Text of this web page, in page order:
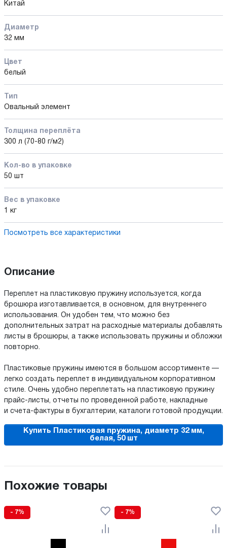
Китай
Диаметр
32 мм
Цвет
белый
Тип
Овальный элемент
Толщина переплёта
300 л (70-80 г/м2)
Кол-во в упаковке
50 шт
Вес в упаковке
1 кг
Посмотреть все характеристики
Описание
Переплет на пластиковую пружину используется, когда
брошюра изготавливается, в основном, для внутреннего
использования. Он удобен тем, что можно без
дополнительных затрат на расходные материалы добавлять
листы в брошюры, а также использовать пружины и обложки
повторно.
Пластиковые пружины имеются в большом ассортименте —
легко создать переплет в индивидуальном корпоративном
стиле. Очень удобно переплетать на пластиковую пружину
прайс-листы, отчеты по проведенной работе, накладные
и счета-фактуры в бухгалтерии, каталоги готовой продукции.
Купить Пластиковая пружина, диаметр 32 мм,
белая, 50 шт
Похожие товары
- 7% - 7%